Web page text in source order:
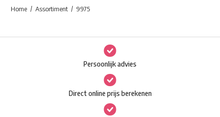
Waar ben je naar op zoek?
Deze
optie
kan
gekozen
worden
op
Home Assortiment 9975
Persoonlijk advies
Direct online prijs berekenen